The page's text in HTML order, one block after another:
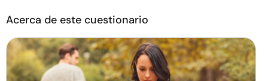
Sobre nosotros Contáctanos Escríbenos
Publicidad con
nosotros
© Copyright 2026. Todos los derechos reservados.
Acerca de este cuestionario